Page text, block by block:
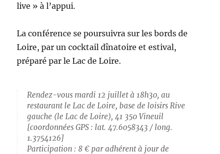
live » à l’appui.
La conférence se poursuivra sur les bords de
Loire, par un cocktail dînatoire et estival,
préparé par le Lac de Loire.
Rendez-vous mardi 12 juillet à 18h30, au
restaurant le Lac de Loire, base de loisirs Rive
gauche (le Lac de Loire), 41 350 Vineuil
[coordonnées GPS : lat. 47.6058343 / long.
1.3754126]
Participation : 8 € par adhérent à jour de